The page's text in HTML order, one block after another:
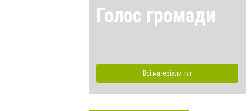
Голос громади
Всі матеріали тут